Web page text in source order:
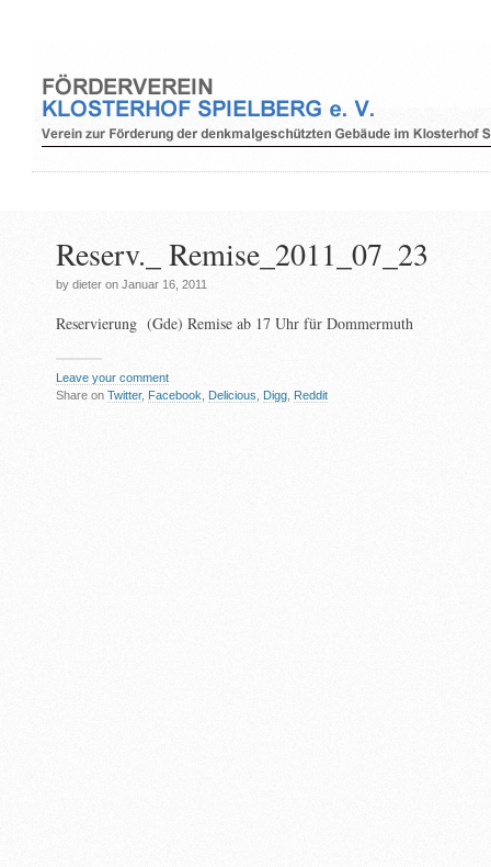
Reserv._ Remise_2011_07_23
by dieter on Januar 16, 2011
Reservierung (Gde) Remise ab 17 Uhr für Dommermuth
Leave your comment
Share on Twitter, Facebook Delicious Digg Reddit